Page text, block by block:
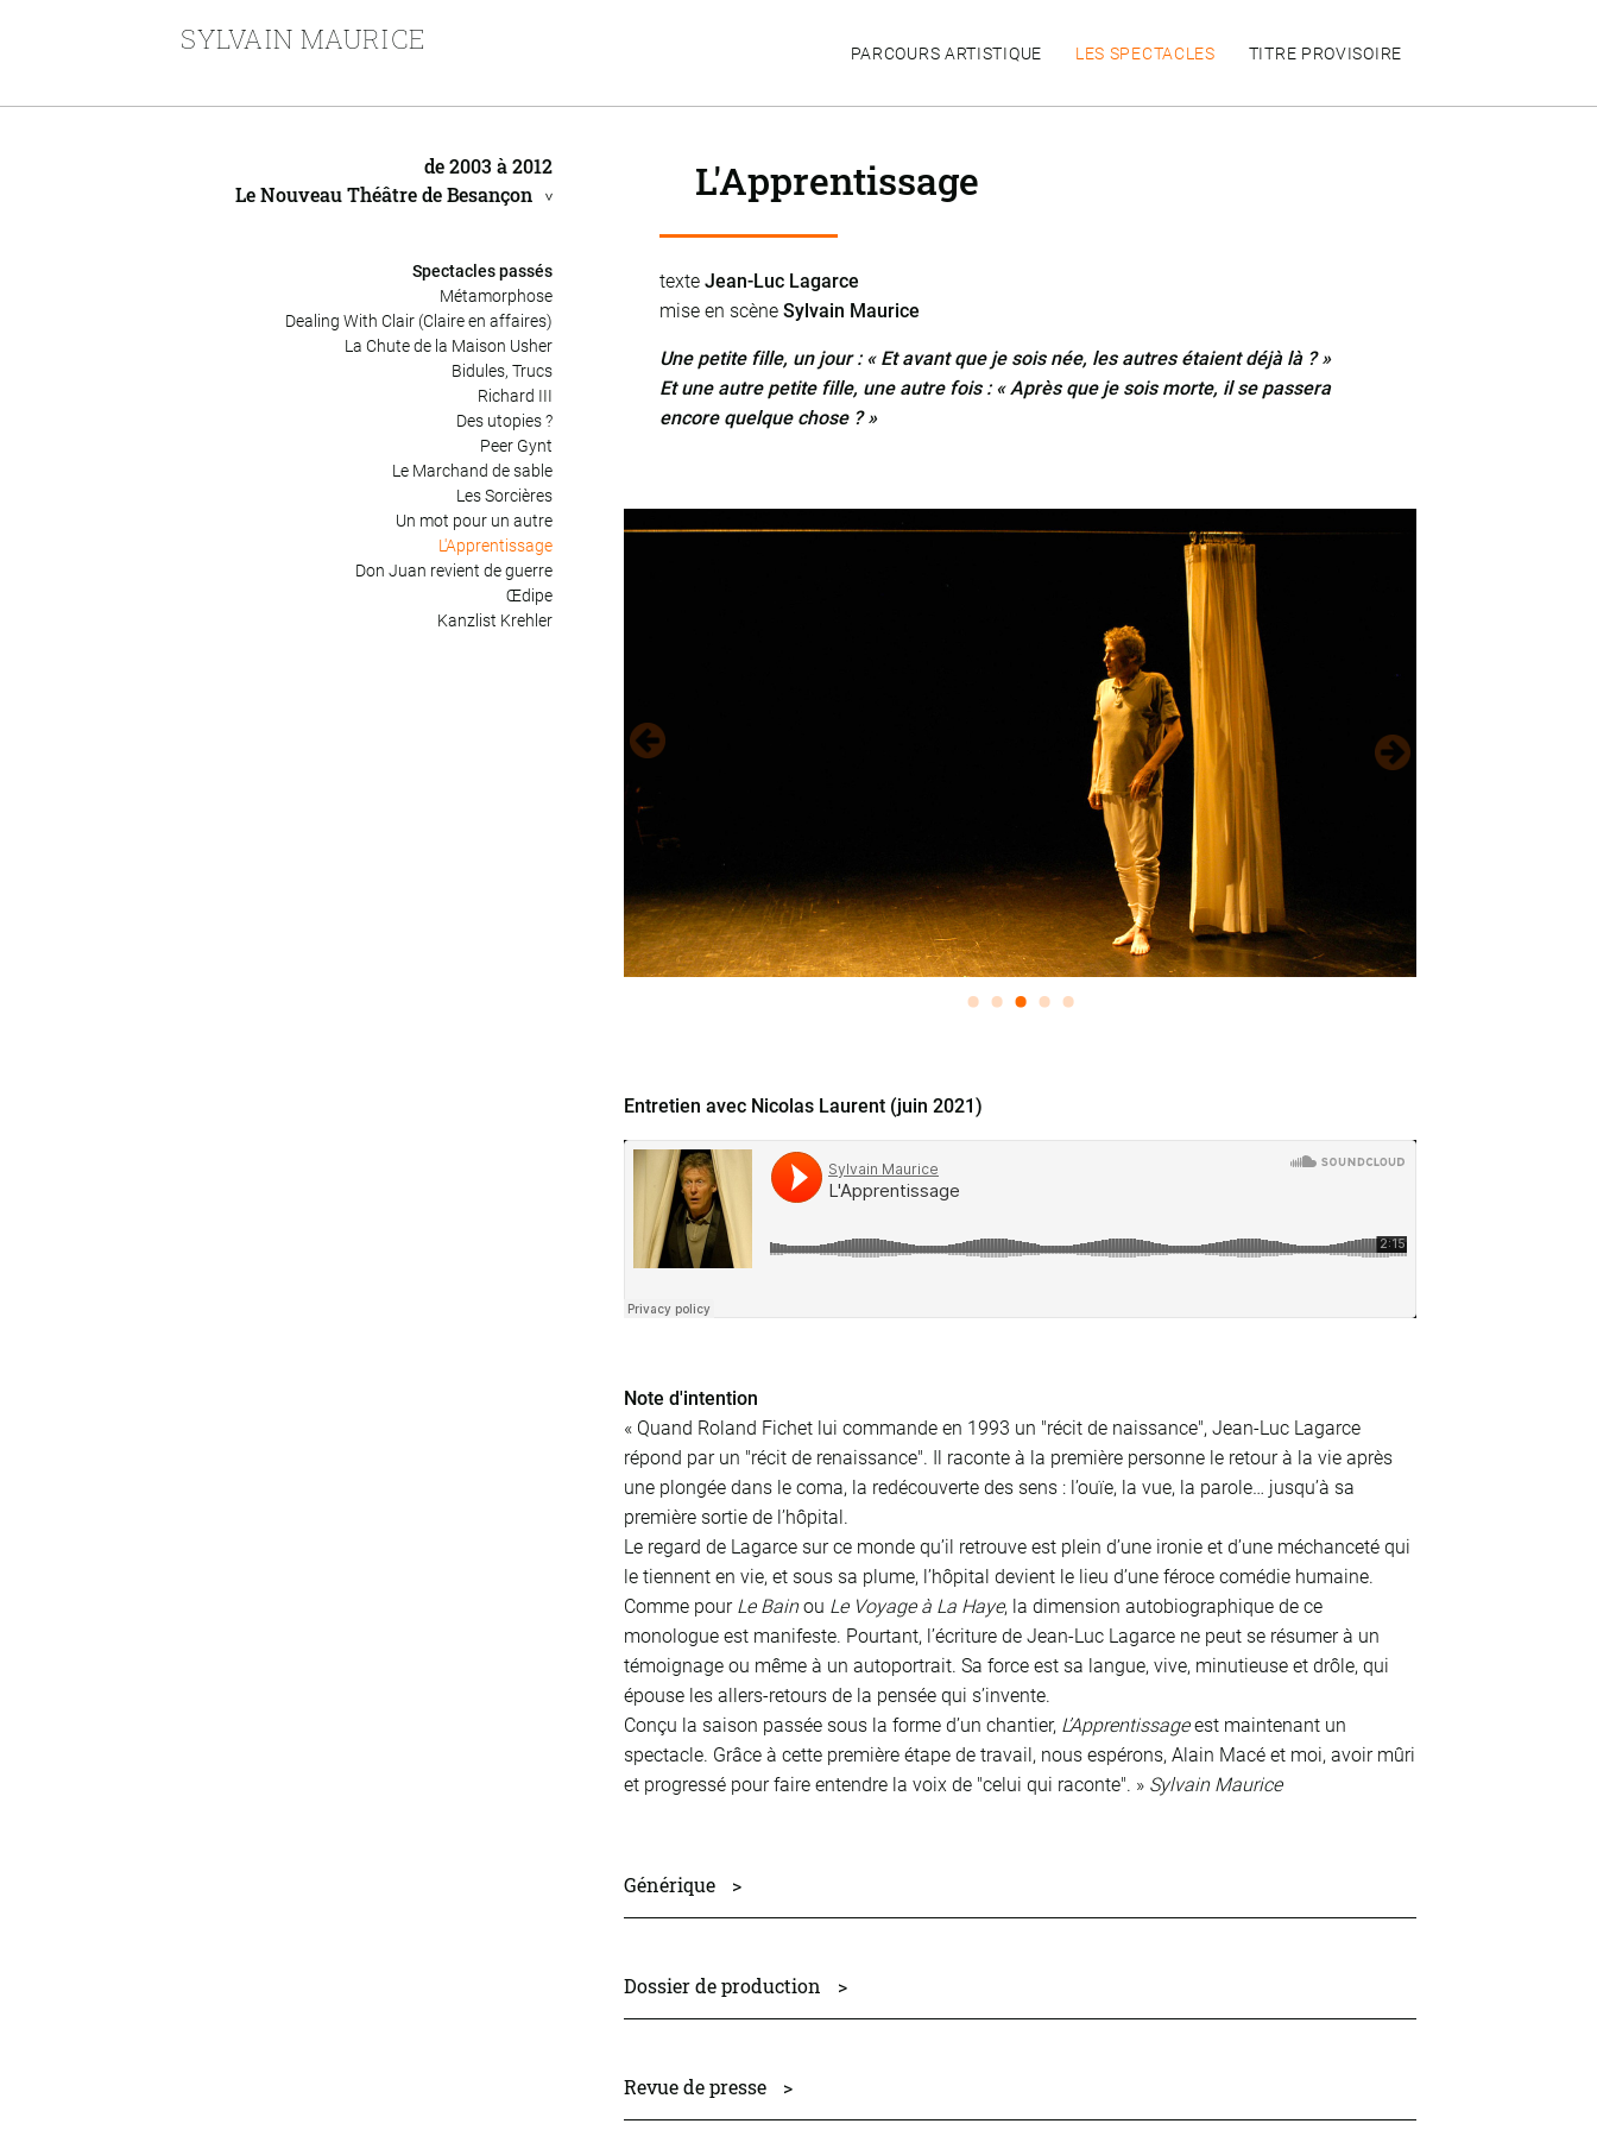
SYLVAIN MAURICE PARCOURS ARTISTIQUE LES SPECTACLES TITRE PROVISOIRE
de 2003 à 2012
Le Nouveau Théâtre de Besançon
>
Spectacles passés
Métamorphose
Dealing With Clair (Claire en affaires)
La Chute de la Maison Usher
Bidules, Trucs
Richard III
Des utopies ?
Peer Gynt
Le Marchand de sable
Les Sorcières
Un mot pour un autre
L'Apprentissage
Don Juan revient de guerre
Œdipe
Kanzlist Krehler
L'Apprentissage
texteJean-Luc Lagarce
mise en scèneSylvain Maurice
Une petite fille, un jour : « Et avant que je sois née, les autres étaient déjà là ? »
Et une autre petite fille, une autre fois : « Après que je sois morte, il se passera
encore quelque chose ? »
Entretien avec Nicolas Laurent (juin 2021)
Note d'intention
« Quand Roland Fichet lui commande en 1993 un "récit de naissance", Jean-Luc Lagarce
répond par un "récit de renaissance". Il raconte à la première personne le retour à la vie après
une plongée dans le coma, la redécouverte des sens : l’ouïe, la vue, la parole… jusqu’à sa
première sortie de l’hôpital.
Le regard de Lagarce sur ce monde qu’il retrouve est plein d’une ironie et d’une méchanceté qui
le tiennent en vie, et sous sa plume, l’hôpital devient le lieu d’une féroce comédie humaine.
Comme pour Le Bainou Le Voyage à La Haye, la dimension autobiographique de ce
monologue est manifeste. Pourtant, l’écriture de Jean-Luc Lagarce ne peut se résumer à un
témoignage ou même à un autoportrait. Sa force est sa langue, vive, minutieuse et drôle, qui
épouse les allers-retours de la pensée qui s’invente.
Conçu la saison passée sous la forme d’un chantier, L’Apprentissageest maintenant un
spectacle. Grâce à cette première étape de travail, nous espérons, Alain Macé et moi, avoir mûri
et progressé pour faire entendre la voix de "celui qui raconte". » Sylvain Maurice
Générique >
lumière Philippe Lacombe
textes publiés aux éditions Les Solitaires intempestifs
création en 2004
Dossier de production >
l-apprentissage-dossier-de-prod.pdf
Revue de presse >